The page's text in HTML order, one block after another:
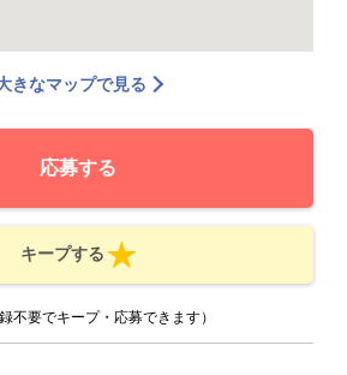
きなマップで見る
応募する
キープする
録不要でキープ・応募できます）